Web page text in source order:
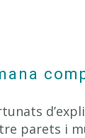
parets i